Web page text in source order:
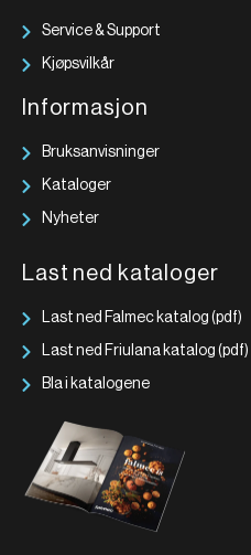
Service & Support
Kjøpsvilkår
Informasjon
Bruksanvisninger
Kataloger
Nyheter
Last ned kataloger
Last ned Falmec katalog (pdf)
Last ned Friulana katalog (pdf)
Bla i katalogene